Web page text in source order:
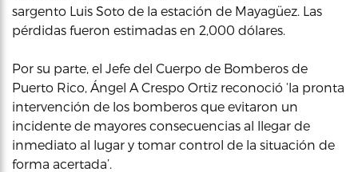
sargento Luis Soto de la estación de Mayagüez. Las
pérdidas fueron estimadas en 2,000 dólares.
Por su parte, el Jefe del Cuerpo de Bomberos de
Puerto Rico, Ángel A Crespo Ortiz reconoció ‘la pronta
intervención de los bomberos que evitaron un
incidente de mayores consecuencias al llegar de
inmediato al lugar y tomar control de la situación de
forma acertada’.